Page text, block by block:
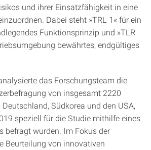
und ihrer Einsatzfähigkeit in eine
Dabei steht »TRL 1« für ein
Funktionsprinzip und »TLR
bewährtes, endgültiges
das Forschungsteam die
von insgesamt 2220
Südkorea und den USA,
speziell für die Studie mithilfe eines
befragt wurden. Im Fokus der
Beurteilung von innovativen